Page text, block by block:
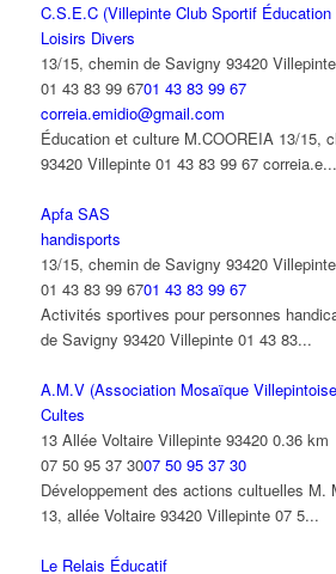
C.S.E.C (Villepinte Club Sportif Éducation
Loisirs Divers
13/15, chemin de Savigny 93420 Villepinte
01 43 83 99 6701 43 83 99 67
correia.emidio@gmail.com
Éducation et culture M.COOREIA 13/15,
93420 Villepinte 01 43 83 99 67 correia.e...
Apfa SAS
handisports
13/15, chemin de Savigny 93420 Villepinte
01 43 83 99 6701 43 83 99 67
Activités sportives pour personnes
de Savigny 93420 Villepinte 01 43 83...
A.M.V (Association Mosaïque
Cultes
13 Allée Voltaire Villepinte 93420 0.36 km
07 50 95 37 3007 50 95 37 30
Développement des actions cultuelles M.
13, allée Voltaire 93420 Villepinte 07 5...
Le Relais Éducatif